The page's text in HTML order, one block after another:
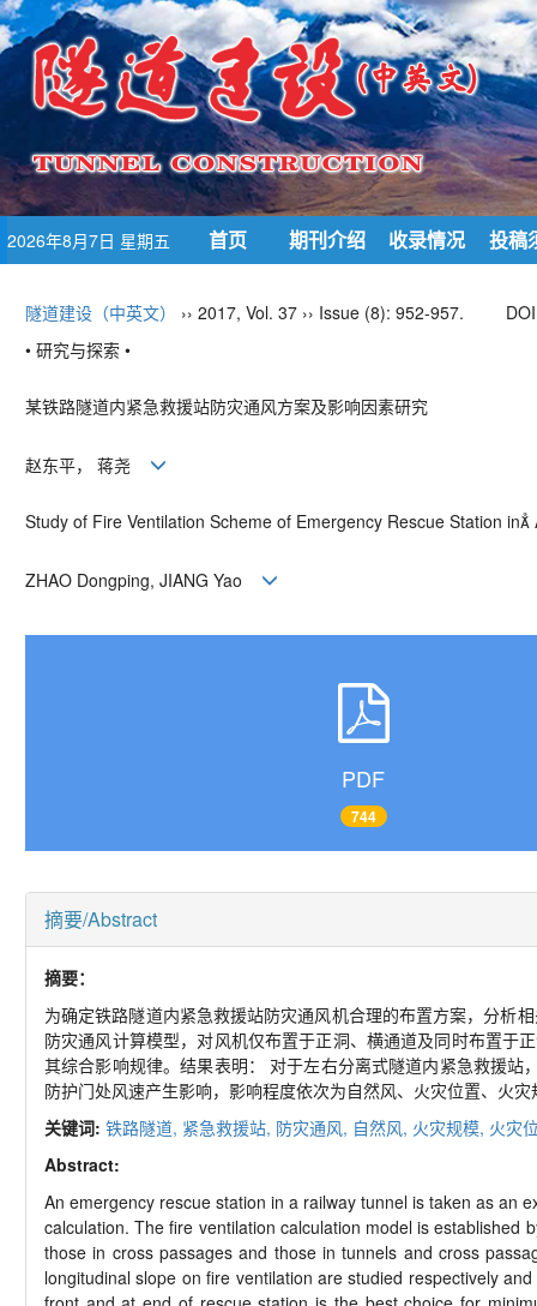
2026年8月7日 星期五 首页 期刊介绍 收录情况 投稿
隧道建设（中英文） ›› 2017, Vol. 37 ›› Issue (8): 952-957.
• 研究与探索 •
某铁路隧道内紧急救援站防灾通风方案及影响因素研究
赵东平， 蒋尧
Study of Fire Ventilation Scheme of Emergency Rescue Station
ZHAO Dongping, JIANG Yao
PDF
744
摘要/Abstract
摘要：
为确定铁路隧道内紧急救援站防灾通风机合理的布置方案，分析
防灾通风计算模型，对风机仅布置于正洞、横通道及同时布置于
其综合影响规律。结果表明： 对于左右分离式隧道内紧急救援
防护门处风速产生影响，影响程度依次为自然风、火灾位置、火
关键词: 铁路隧道, 紧急救援站, 防灾通风, 自然风, 火灾规模, 火灾
Abstract:
An emergency rescue station in a railway tunnel is taken as an
calculation. The fire ventilation calculation model is
those in cross passages and those in tunnels and cross
longitudinal slope on fire ventilation are studied respectively